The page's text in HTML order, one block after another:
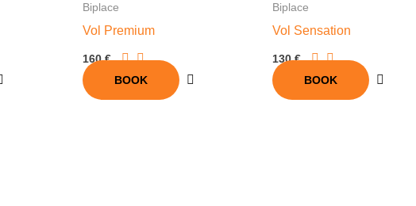
Biplace
Vol Premium
160 €
BOOK
Biplace
Vol Sensation
130 €
BOOK